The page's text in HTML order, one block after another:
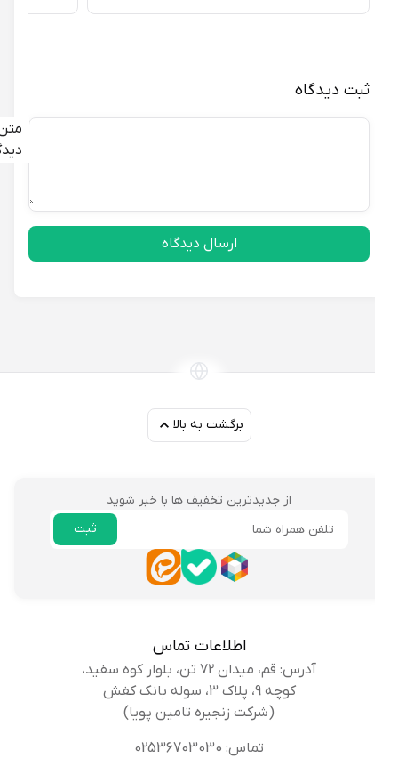
ثبت دیدگاه
متن
دیدگاه
ارسال دیدگاه
برگشت به بالا
از جدیدترین تخفیف ها با خبر شوید
اطلاعات تماس
آدرس: قم، میدان 72 تن، بلوار کوه سفید،
کوچه 9، پلاک 3، سوله بانک کفش
(شرکت زنجیره تامین پویا)
تماس: 02536703030